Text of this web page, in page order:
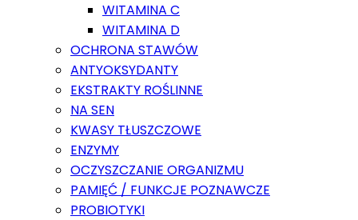
WITAMINA C
WITAMINA D
OCHRONA STAWÓW
ANTYOKSYDANTY
EKSTRAKTY ROŚLINNE
NA SEN
KWASY TŁUSZCZOWE
ENZYMY
OCZYSZCZANIE ORGANIZMU
PAMIĘĆ / FUNKCJE POZNAWCZE
PROBIOTYKI